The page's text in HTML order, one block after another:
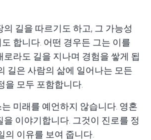
의 길을 따르기도 하고, 그 가능성
합니다. 어떤 경우든 그는 이를
로라도 길을 지나며 경험을 쌓게 됩
길은 사람의 삶에 일어나는 모든
을 모두 포함합니다.
미래를 예언하지 않습니다. 영혼
을 이야기합니다. 그것이 진로를 정
의 이유를 보여 줍니다.